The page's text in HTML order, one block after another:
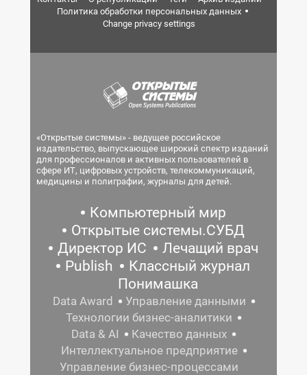
Политика обработки персональных данных
Change privacy settings
«Открытые системы» - ведущее российское
издательство, выпускающее широкий спектр изданий
для профессионалов и активных пользователей в
сфере ИТ, цифровых устройств, телекоммуникаций,
медицины и полиграфии, журналы для детей.
Компьютерный мир
Открытые системы.СУБД
Директор ИС
Лечащий врач
Publish
Классный журнал
Понимашка
Data Award
Управление данными
Технологии бизнес-аналитики
Data & AI
Качество данных
Интеллектуальное предприятие
Управление бизнес-процессами